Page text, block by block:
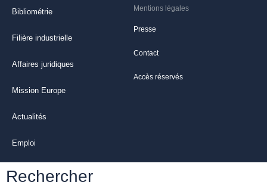
Mentions légales
Presse
Contact
Accès réservés
Bibliométrie
Filière industrielle
Affaires juridiques
Mission Europe
Actualités
Emploi
Rechercher